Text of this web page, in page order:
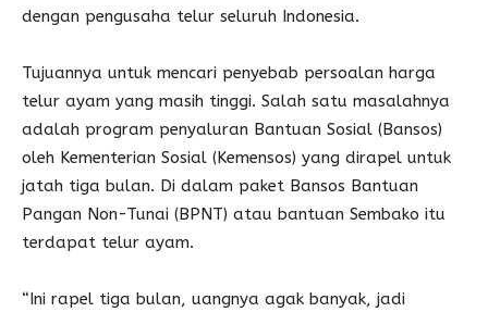
dengan pengusaha telur seluruh Indonesia.
Tujuannya untuk mencari penyebab persoalan harga
telur ayam yang masih tinggi. Salah satu masalahnya
adalah program penyaluran Bantuan Sosial (Bansos)
oleh Kementerian Sosial (Kemensos) yang dirapel untuk
jatah tiga bulan. Di dalam paket Bansos Bantuan
Pangan Non-Tunai (BPNT) atau bantuan Sembako itu
terdapat telur ayam.
“Ini rapel tiga bulan, uangnya agak banyak, jadi